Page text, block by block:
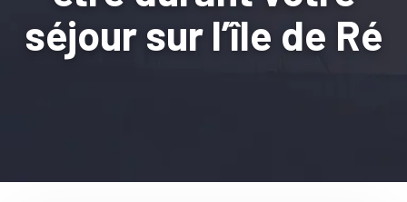
séjour sur l’île de Ré